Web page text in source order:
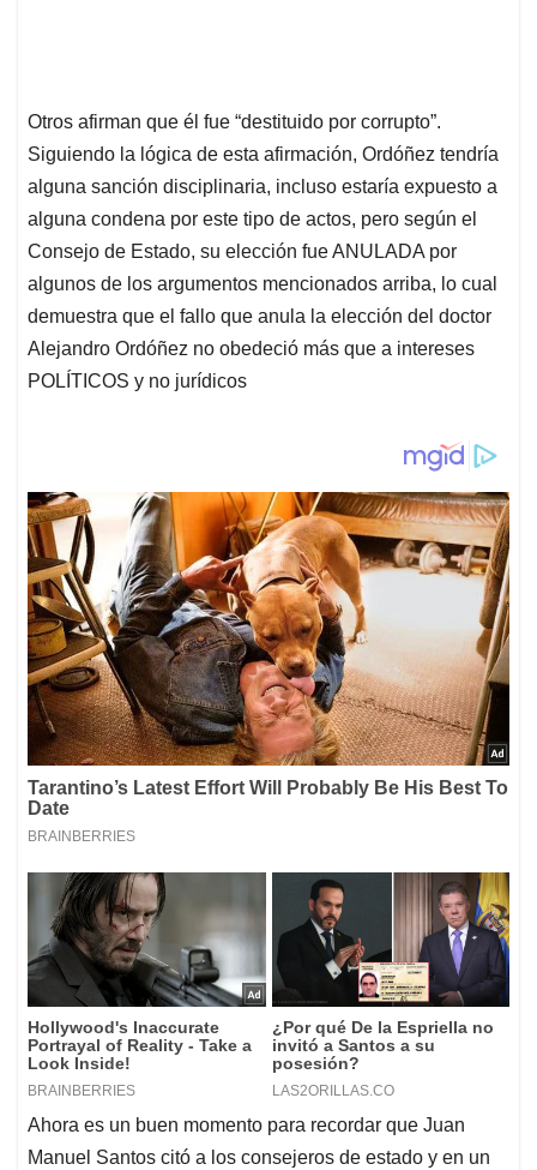
Otros afirman que él fue “destituido por corrupto”.
Siguiendo la lógica de esta afirmación, Ordóñez tendría
alguna sanción disciplinaria, incluso estaría expuesto a
alguna condena por este tipo de actos, pero según el
Consejo de Estado, su elección fue ANULADA por
algunos de los argumentos mencionados arriba, lo cual
demuestra que el fallo que anula la elección del doctor
Alejandro Ordóñez no obedeció más que a intereses
POLÍTICOS y no jurídicos
Ahora es un buen momento para recordar que Juan
Manuel Santos citó a los consejeros de estado y en un